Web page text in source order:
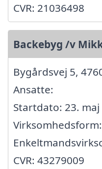
CVR: 21036498
Backebyg /v
Bygårdsvej 5,
Ansatte:
Startdato: 23. maj
Virksomhedsform:
CVR: 43279009